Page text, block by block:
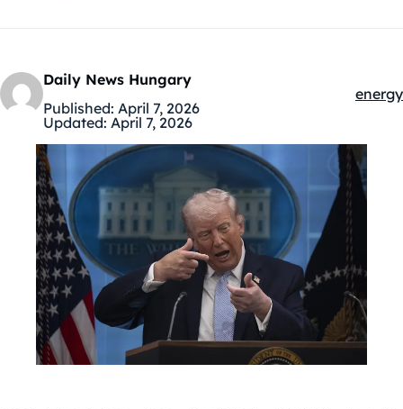
Daily News Hungary
Published: April 7, 2026
Updated: April 7, 2026
energy